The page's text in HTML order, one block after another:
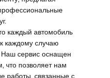
каждый автомобиль
каждому случаю
Наш сервис оснащен
что позволяет нам
работы‚ связанные с